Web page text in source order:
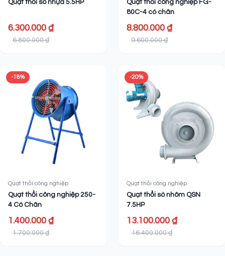
Quạt thổi sò nhựa 5.5HP
6.300.000 ₫
6.800.000 ₫
Quạt thổi công nghiệp FG-
80C-4 có chân
8.800.000 ₫
9.600.000 ₫
-18%
Quạt thổi công nghiệp
Quạt thổi công nghiệp 250-
4 Có Chân
1.400.000 ₫
1.700.000 ₫
-20%
Quạt thổi công nghiệp
Quạt thổi sò nhôm QSN
7.5HP
13.100.000 ₫
16.400.000 ₫